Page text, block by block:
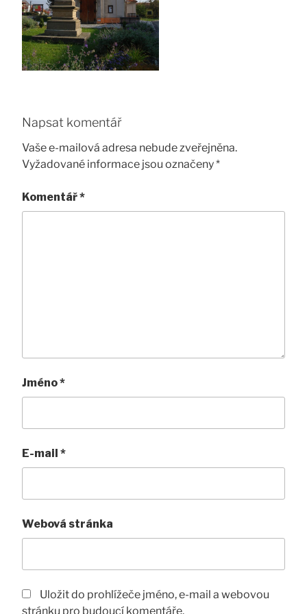
Napsat komentář
Vaše e-mailová adresa nebude zveřejněna.
Vyžadované informace jsou označeny*
Komentář*
Jméno*
E-mail *
Webová stránka
Uložit do prohlížeče jméno, e-mail a webovou
stránku pro budoucí komentáře.